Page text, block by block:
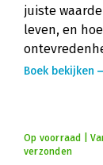
juiste
leven, en
Boek bekijken
Op voorraad |
verzonden